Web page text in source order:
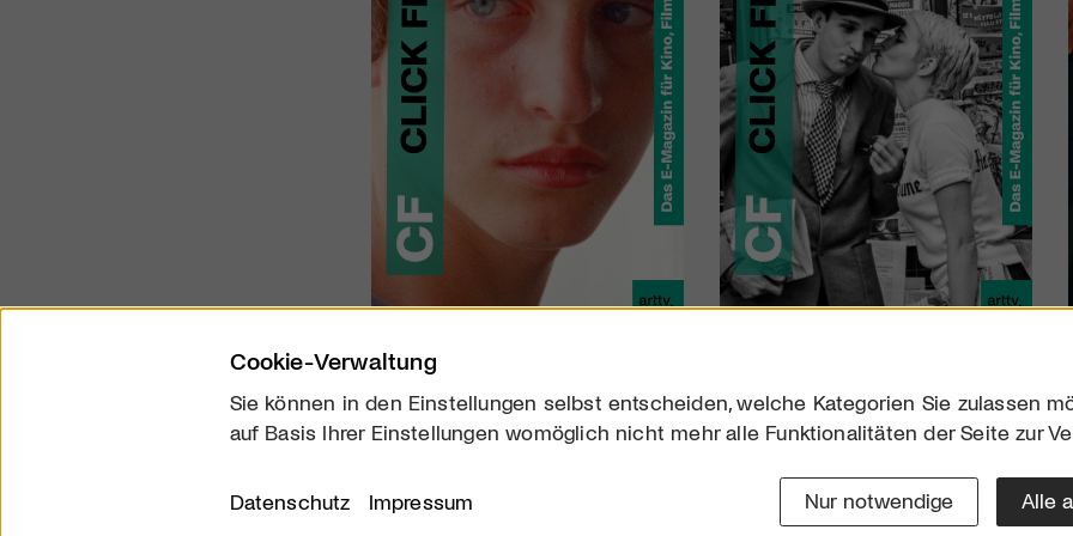
Über uns
Downloads
Cookie-Verwaltung
Sie können in den Einstellungen selbst entscheiden, welche Kategorien Sie zulassen
auf Basis Ihrer Einstellungen womöglich nicht mehr alle Funktionalitäten der Seite zur
Datenschutz Impressum Nur notwendige Alle